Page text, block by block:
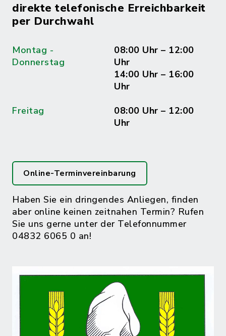
direkte telefonische Erreichbarkeit
per Durchwahl
Montag -
Donnerstag
08:00 Uhr – 12:00
Uhr
14:00 Uhr – 16:00
Uhr
Freitag
08:00 Uhr – 12:00
Uhr
Online-Terminvereinbarung
Haben Sie ein dringendes Anliegen, finden
aber online keinen zeitnahen Termin? Rufen
Sie uns gerne unter der Telefonnummer
04832 6065 0 an!